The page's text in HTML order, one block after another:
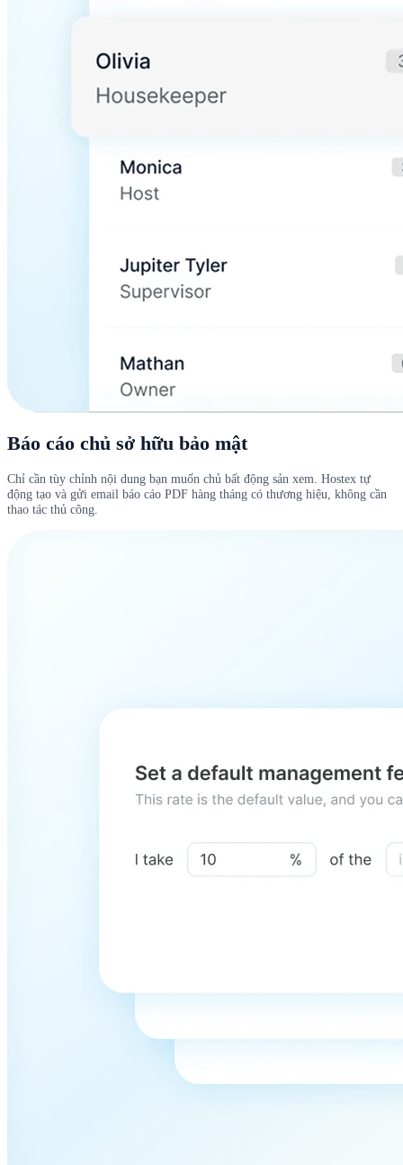
Báo cáo chủ sở hữu bảo mật
Chỉ cần tùy chỉnh nội dung bạn muốn chủ bất động sản xem. Hostex tự
động tạo và gửi email báo cáo PDF hàng tháng có thương hiệu, không cần
thao tác thủ công.